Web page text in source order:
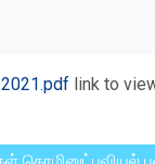
link to